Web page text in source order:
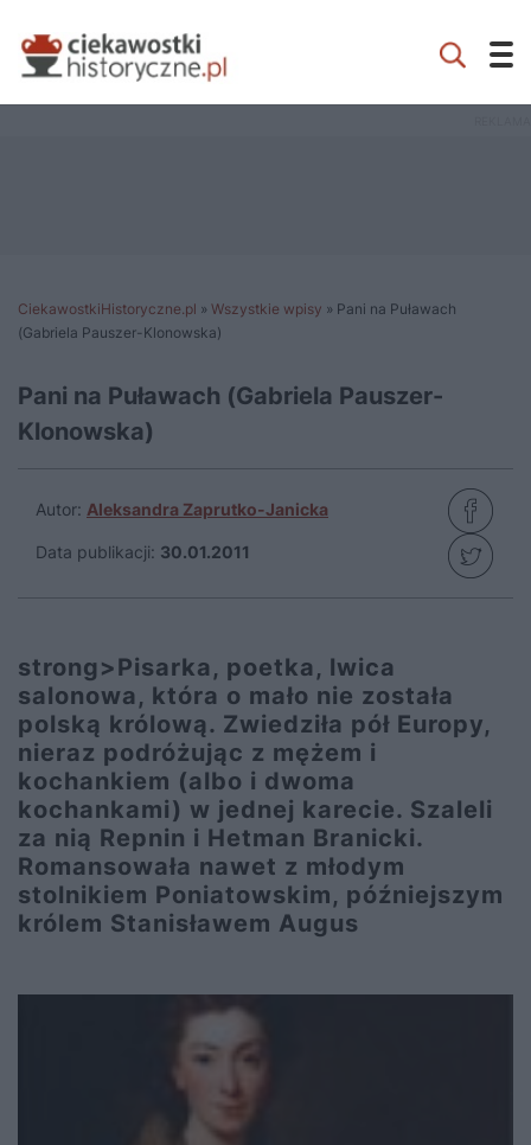
CiekawostkiHistoryczne.pl » Wszystkie wpisy » Pani na Puławach
(Gabriela Pauszer-Klonowska)
Pani na Puławach (Gabriela Pauszer-
Klonowska)
Autor: Aleksandra Zaprutko-Janicka
Data publikacji: 30.01.2011
strong>Pisarka, poetka, lwica
salonowa, która o mało nie została
polską królową. Zwiedziła pół Europy,
nieraz podróżując z mężem i
kochankiem (albo i dwoma
kochankami) w jednej karecie. Szaleli
za nią Repnin i Hetman Branicki.
Romansowała nawet z młodym
stolnikiem Poniatowskim, późniejszym
królem Stanisławem Augus